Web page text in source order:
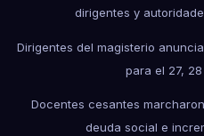
dirigentes y
Dirigentes del magisterio
para el 27,
Docentes cesantes
deuda social e